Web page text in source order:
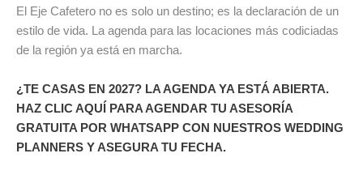
El Eje Cafetero no es solo un destino; es la declaración de un
estilo de vida. La agenda para las locaciones más codiciadas
de la región ya está en marcha.
¿TE CASAS EN 2027? LA AGENDA YA ESTÁ ABIERTA.
HAZ CLIC AQUÍ PARA AGENDAR TU ASESORÍA
GRATUITA POR WHATSAPP CON NUESTROS WEDDING
PLANNERS Y ASEGURA TU FECHA.